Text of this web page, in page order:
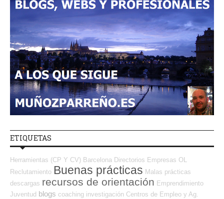
ETIQUETAS
Herramientas (CP Y CV) Barcelona Directorios Empresas OL
Reclutamiento Buenas prácticas Malas prácticas
descargas recursos de orientación Emprendimiento
Juventud blogs coaching investigación Centros de Empleo y Ag.